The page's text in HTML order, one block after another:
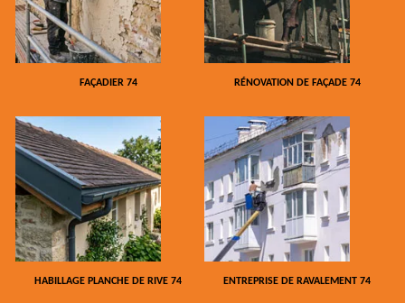
FAÇADIER 74 RÉNOVATION DE FAÇADE 74
HABILLAGE PLANCHE DE RIVE 74 ENTREPRISE DE RAVALEMENT 74